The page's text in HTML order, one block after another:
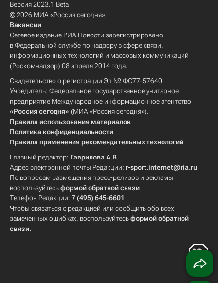
Версия 2023.1 Beta
© 2026 МИА «Россия сегодня»
Вакансии
Сетевое издание РИА Новости зарегистрировано
в Федеральной службе по надзору в сфере связи,
информационных технологий и массовых коммуникаций
(Роскомнадзор) 08 апреля 2014 года.
Свидетельство о регистрации Эл № ФС77-57640
Учредитель: Федеральное государственное унитарное
предприятие Международное информационное агентство
«Россия сегодня» (МИА «Россия сегодня»).
Правила использования материалов
Политика конфиденциальности
Правила применения рекомендательных технологий
Главный редактор: Гаврилова А.В.
Адрес электронной почты Редакции: r-sport.internet@ria.ru
По вопросам размещения пресс-релизов и рекламы
воспользуйтесьформой обратной связи
Телефон Редакции: 7 (495) 645-6601
Чтобы связаться с редакцией или сообщить обо всех
замеченных ошибках, воспользуйтесьформой обратной
связи.